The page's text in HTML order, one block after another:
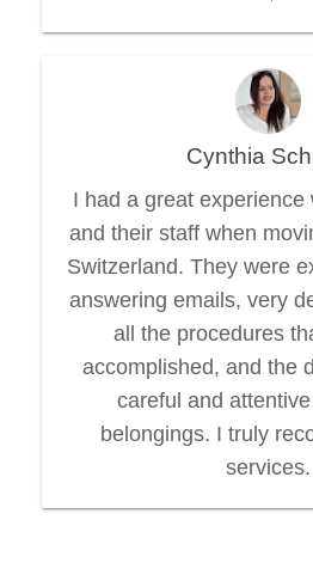
Cynthia
I had a great experience
and their staff when
Switzerland. They were
answering emails, very
all the procedures
accomplished, and the
careful and
belongings. I truly
services.